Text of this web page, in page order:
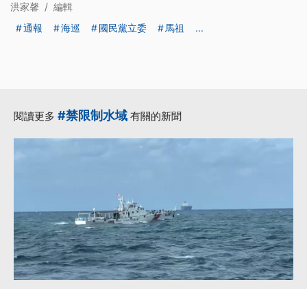
洪家馨 / 編輯
通報
海巡 國民黨立委 馬祖 ...
閱讀更多 #禁限制水域 有關的新聞